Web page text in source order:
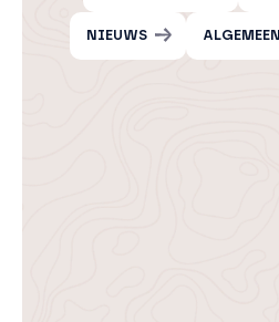
NIEUWS ALGEMEEN